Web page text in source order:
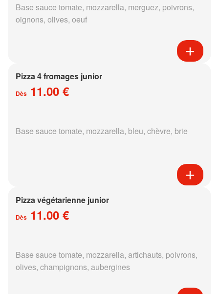
Base sauce tomate, mozzarella, merguez, poivrons,
oignons, olives, oeuf
Pizza 4 fromages junior
Dès 11.00 €
Base sauce tomate, mozzarella, bleu, chèvre, brie
Pizza végétarienne junior
Dès 11.00 €
Base sauce tomate, mozzarella, artichauts, poivrons,
olives, champignons, aubergines